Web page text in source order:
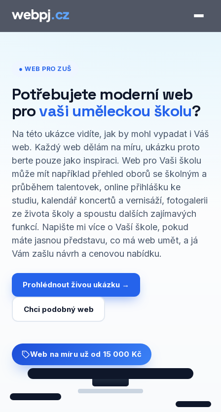
● WEB PRO ZUŠ
Potřebujete moderní web
provaši uměleckou školu?
Na této ukázce vidíte, jak by mohl vypadat i Váš
web. Každý web dělám na míru, ukázku proto
berte pouze jako inspiraci. Web pro Vaši školu
může mít například přehled oborů se školným a
průběhem talentovek, online přihlášku ke
studiu, kalendář koncertů a vernisáží, fotogalerii
ze života školy a spoustu dalších zajímavých
funkcí. Napište mi více o Vaší škole, pokud
máte jasnou představu, co má web umět, a já
Vám zašlu návrh a cenovou nabídku.
Prohlédnout živou ukázku →
Chci podobný web
Web na míru už od 15 000 Kč